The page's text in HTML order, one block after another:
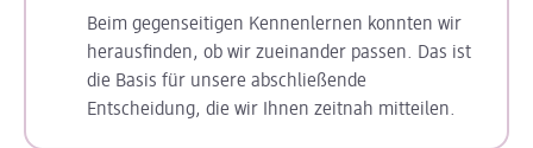
Beim gegenseitigen Kennenlernen konnten wir
herausfinden, ob wir zueinander passen. Das ist
die Basis für unsere abschließende
Entscheidung, die wir Ihnen zeitnah mitteilen.